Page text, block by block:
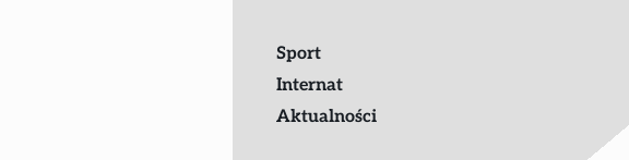
Sport
Internat
Aktualności